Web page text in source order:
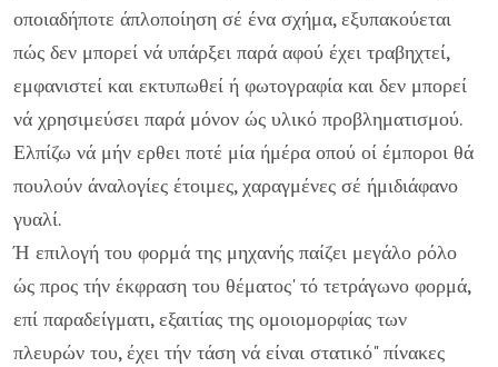
οποιαδήποτε άπλοποίηση σέ ένα σχήμα, εξυπακούεται
πώς δεν μπορεί νά υπάρξει παρά αφού έχει τραβηχτεί,
εμφανιστεί και εκτυπωθεί ή φωτογρα­φία και δεν μπορεί
νά χρησιμεύσει παρά μόνον ώς υλικό προβληματισμού.
Ελπίζω νά μήν ερθει ποτέ μία ήμέρα οπού οί έμποροι θά
πουλούν άναλογίες έτοιμες, χαραγμένες σέ ήμιδιάφανο
γυαλί.
Ή επιλογή του φορμά της μηχανής παίζει μεγάλο ρόλο
ώς προς τήν έκφραση του θέματος' τό τετράγωνο φορμά,
επί παραδείγματι, εξαιτίας της ομοιομορφίας των
πλευρών του, έχει τήν τάση νά είναι στατικό" πίνακες